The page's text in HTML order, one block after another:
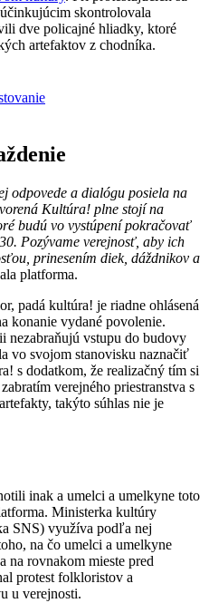
skontrolovala
dve policajné hliadky, ktoré
artefaktov z chodníka.
odpovede a dialógu posiela na
Kultúra! plne stojí na
budú vo vystúpení pokračovať
Pozývame verejnosť, aby ich
prinesením diek, dáždnikov a
platforma.
padá kultúra! je riadne ohlásená
konanie vydané povolenie.
nezabraňujú vstupu do budovy
vo svojom stanovisku naznačiť
s dodatkom, že realizačný tím si
verejného priestranstva s
takýto súhlas nie je
inak a umelci a umelkyne toto
Ministerka kultúry
SNS) využíva podľa nej
na čo umelci a umelkyne
na rovnakom mieste pred
protest folkloristov a
u verejnosti.